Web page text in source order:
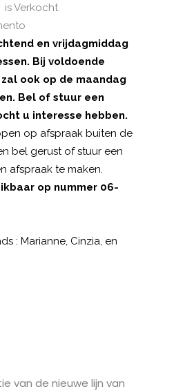
is Verkocht
en vrijdagmiddag
Bij voldoende
ook op de maandag
Bel of stuur een
u interesse hebben.
op afspraak buiten de
bel gerust of stuur een
afspraak te maken.
op nummer 06-
: Marianne, Cinzia, en
van de nieuwe lijn van